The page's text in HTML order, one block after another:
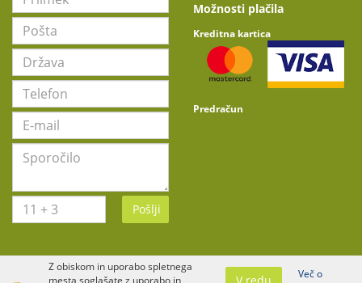
Pošlji
Možnosti plačila
Kreditna kartica
Predračun
Z obiskom in uporabo spletnega
mesta soglašate z uporabo in
V redu
Več o